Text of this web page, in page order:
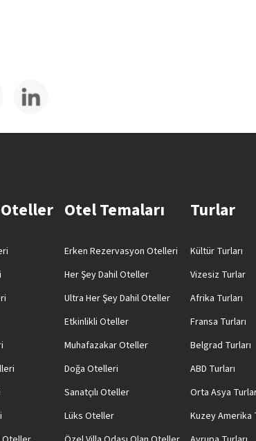
Otel Temaları
Erken Rezervasyon Otelleri
Her Şey Dahil Oteller
Ultra Her Şey Dahil Oteller
Etkinlikli Oteller
Muhafazakar Oteller
Doğa Otelleri
Sanatçılı Oteller
Lüks Oteller
Turlar
Kültür Turları
Vizesiz Turlar
Afrika Turları
Fransa Turları
Belgrad Turları
ABD Turları
Orta Asya
Kuzey Amerika